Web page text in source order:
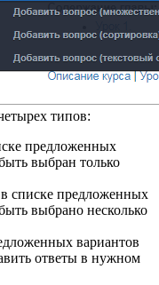
типов:
предложенных
выбран только
списке предложенных
выбрано несколько
вариантов
ответы в нужном